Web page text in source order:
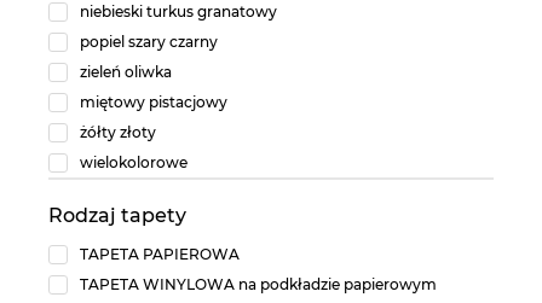
niebieski turkus granatowy
popiel szary czarny
zieleń oliwka
miętowy pistacjowy
żółty złoty
wielokolorowe
Rodzaj tapety
TAPETA PAPIEROWA
TAPETA WINYLOWA na podkładzie papierowym